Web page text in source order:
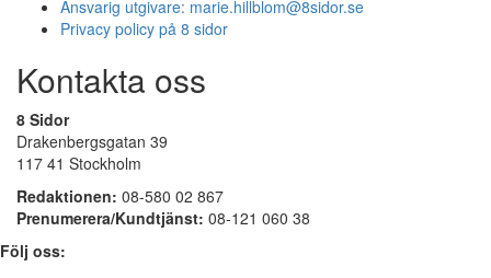
Ansvarig utgivare: marie.hillblom@8sidor.se
Privacy policy på 8 sidor
Kontakta oss
8 Sidor
Drakenbergsgatan 39
117 41 Stockholm
Redaktionen: 08-580 02 867
Prenumerera/Kundtjänst: 08-121 060 38
Följ oss: